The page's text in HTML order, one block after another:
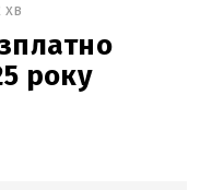
хв
року